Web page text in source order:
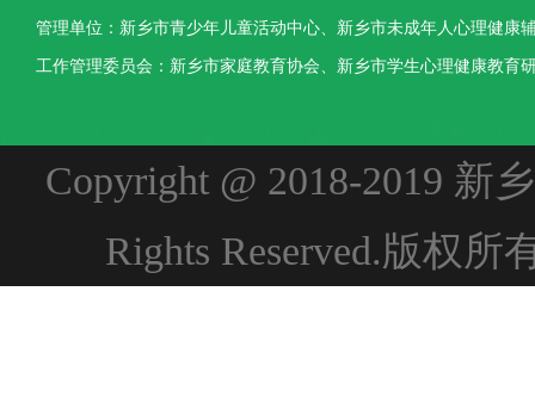
管理单位：新乡市青少年儿童活动中心、新乡市未成年人心理健康
工作管理委员会：新乡市家庭教育协会、新乡市学生心理健康教
Copyright @ 2018-2019
Rights Reserved.版权所